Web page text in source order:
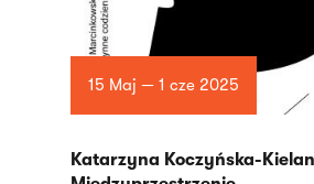
15 Maj — 1 cze 2025
Katarzyna Koczyńska-